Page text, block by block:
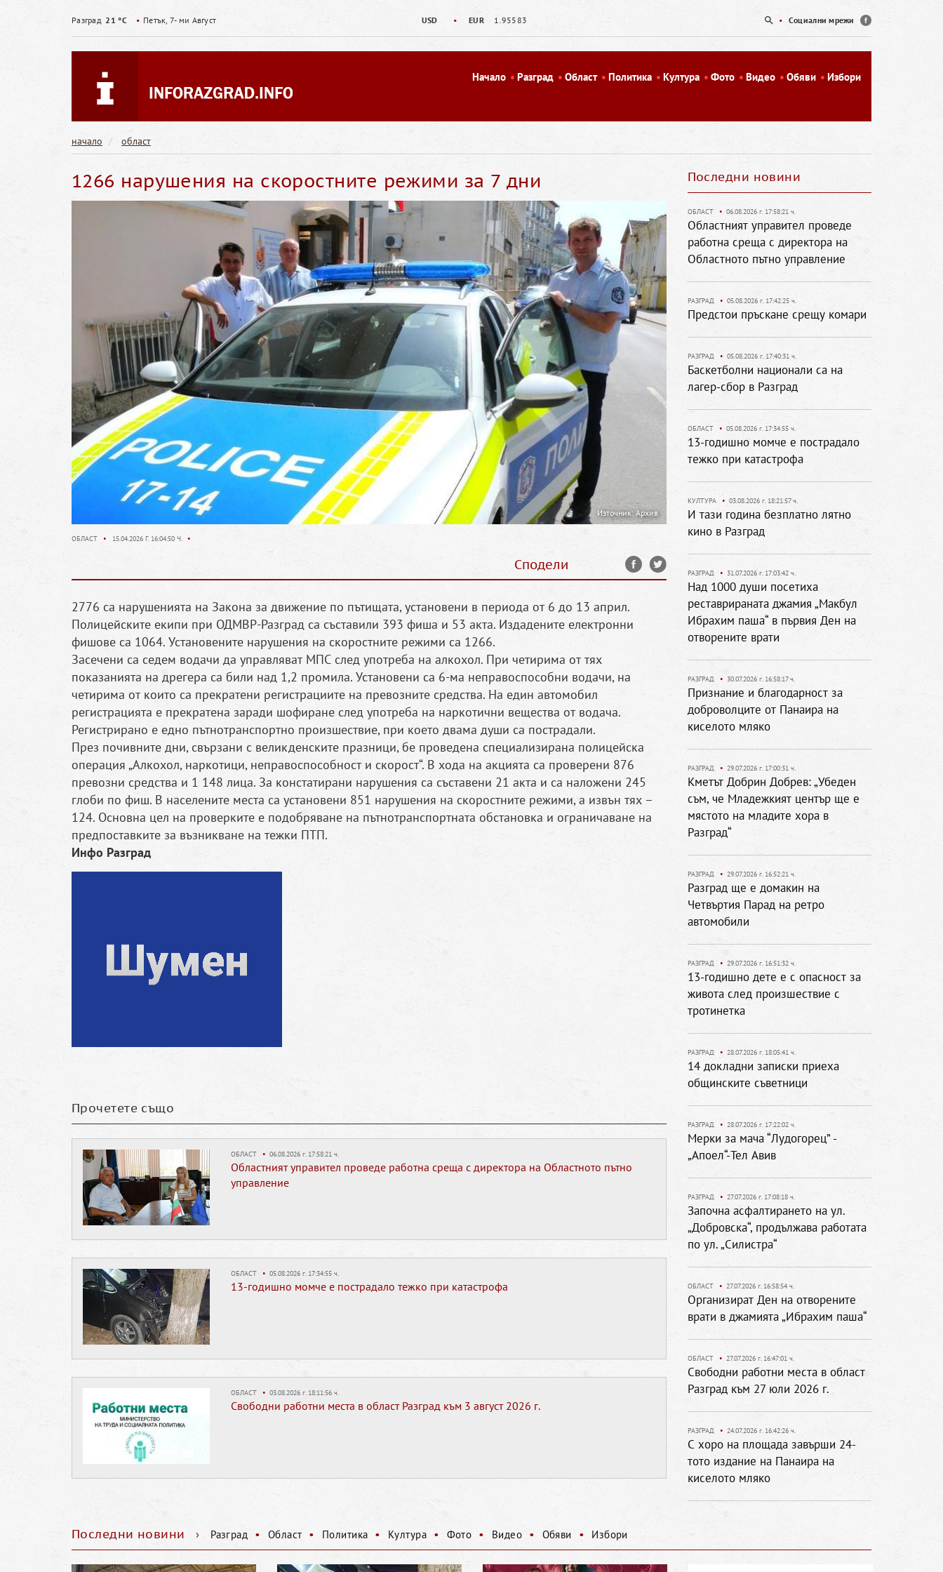
Разград21 °C • Петък, 7- ми Август USD • EUR 1.95583 • Социални мрежи
Начало Разград Област Политика Култура Фото Видео Обяви Избори
начало област
1266 нарушения на скоростните режими за 7 дни
Източник: Архив
ОБЛАСТ • 15.04.2026 Г. 16:04:50 Ч. •
Сподели
2776 са нарушенията на Закона за движение по пътищата, установени в периода от 6 до 13 април.
Полицейските eкипи при ОДМВР-Разград са съставили 393 фиша и 53 акта. Издадените електронни
фишове са 1064. Установените нарушения на скоростните режими са 1266.
Засечени са седем водачи да управляват МПС след употреба на алкохол. При четирима от тях
показанията на дрегера са били над 1,2 промила. Установени са 6-ма неправоспособни водачи, на
четирима от които са прекратени регистрациите на превозните средства. На един автомобил
регистрацията е прекратена заради шофиране след употреба на наркотични вещества от водача.
Регистрирано е едно пътнотранспортно произшествие, при което двама души са пострадали.
През почивните дни, свързани с великденските празници, бе проведена специализирана полицейска
операция „Алкохол, наркотици, неправоспособност и скорост“. В хода на акцията са проверени 876
превозни средства и 1 148 лица. За констатирани нарушения са съставени 21 акта и са наложени 245
глоби по фиш. В населените места са установени 851 нарушения на скоростните режими, а извън тях –
124. Основна цел на проверките е подобряване на пътнотранспортната обстановка и ограничаване на
предпоставките за възникване на тежки ПТП.
Инфо Разград
Прочетете също
ОБЛАСТ • 06.08.2026 г. 17:58:21 ч.
Областният управител проведе работна среща с директора на Областното пътно
управление
ОБЛАСТ • 05.08.2026 г. 17:34:55 ч.
13-годишно момче е пострадало тежко при катастрофа
ОБЛАСТ • 03.08.2026 г. 18:11:56 ч.
Свободни работни места в област Разград към 3 август 2026 г.
Последни новини
ОБЛАСТ • 06.08.2026 г. 17:58:21 ч.
Областният управител проведе
работна среща с директора на
Областното пътно управление
РАЗГРАД • 05.08.2026 г. 17:42:25 ч.
Предстои пръскане срещу комари
РАЗГРАД • 05.08.2026 г. 17:40:31 ч.
Баскетболни национали са на
лагер-сбор в Разград
ОБЛАСТ • 05.08.2026 г. 17:34:55 ч.
13-годишно момче е пострадало
тежко при катастрофа
КУЛТУРА • 03.08.2026 г. 18:21:57 ч.
И тази година безплатно лятно
кино в Разград
РАЗГРАД • 31.07.2026 г. 17:03:42 ч.
Над 1000 души посетиха
реставрираната джамия „Макбул
Ибрахим паша“ в първия Ден на
отворените врати
РАЗГРАД • 30.07.2026 г. 16:58:17 ч.
Признание и благодарност за
доброволците от Панаира на
киселото мляко
РАЗГРАД • 29.07.2026 г. 17:00:31 ч.
Кметът Добрин Добрев: „Убеден
съм, че Младежкият център ще е
мястото на младите хора в
Разград“
РАЗГРАД • 29.07.2026 г. 16:52:21 ч.
Разград ще е домакин на
Четвъртия Парад на ретро
автомобили
РАЗГРАД • 29.07.2026 г. 16:51:32 ч.
13-годишно дете е с опасност за
живота след произшествие с
тротинетка
РАЗГРАД • 28.07.2026 г. 18:05:41 ч.
14 докладни записки приеха
общинските съветници
РАЗГРАД • 28.07.2026 г. 17:22:02 ч.
Мерки за мача “Лудогорец” -
„Апоел“-Тел Авив
РАЗГРАД • 27.07.2026 г. 17:08:18 ч.
Започна асфалтирането на ул.
„Добровска“, продължава работата
по ул. „Силистра“
ОБЛАСТ • 27.07.2026 г. 16:58:54 ч.
Организират Ден на отворените
врати в джамията „Ибрахим паша“
ОБЛАСТ • 27.07.2026 г. 16:47:01 ч.
Свободни работни места в област
Разград към 27 юли 2026 г.
РАЗГРАД • 24.07.2026 г. 16:42:26 ч.
С хоро на площада завърши 24-
тото издание на Панаира на
киселото мляко
Последни новини › Разград • Област • Политика • Култура • Фото • Видео • Обяви • Избори